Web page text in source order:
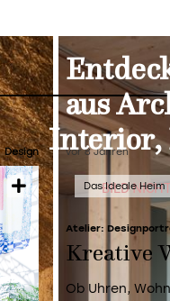
aus
Interior,
Design vor 8 Jahren
Atelier:
Kreative
Ob Uhren,